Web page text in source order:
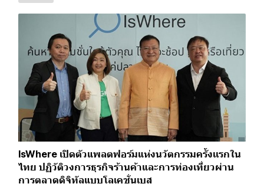
IsWhere เปิดตัวแพลตฟอร์มแห่งนวัตกรรมครั้งเเรกใน
ไทย ปฏิวัติวงการธุรกิจร้านค้าและการท่องเที่ยวผ่าน
การตลาดดิจิทัลแบบโลเคชั่นเบส